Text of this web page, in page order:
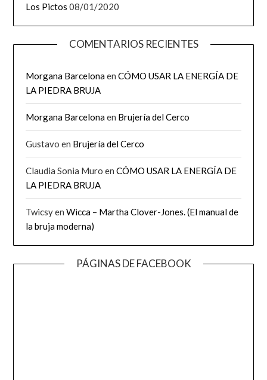
Los Pictos 08/01/2020
COMENTARIOS RECIENTES
Morgana BarcelonaenCÓMO USAR LA ENERGÍA DE
LA PIEDRA BRUJA
Morgana Barcelonaen Brujería del Cerco
Gustavo en Brujería del Cerco
Claudia Sonia Muro enCÓMO USAR LA ENERGÍA DE
LA PIEDRA BRUJA
TwicsyenWicca – Martha Clover-Jones. (El manual de
la bruja moderna)
PÁGINAS DE FACEBOOK